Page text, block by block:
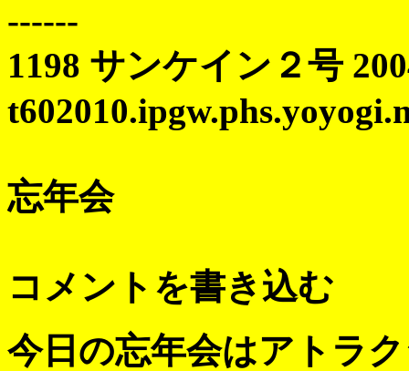
------
1198 サンケイン２号
忘年会
コメントを書き込む
今日の忘年会はアトラ